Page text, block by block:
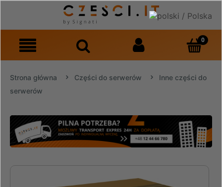
Strona główna Części do serwerów
Inne części do
serwerów